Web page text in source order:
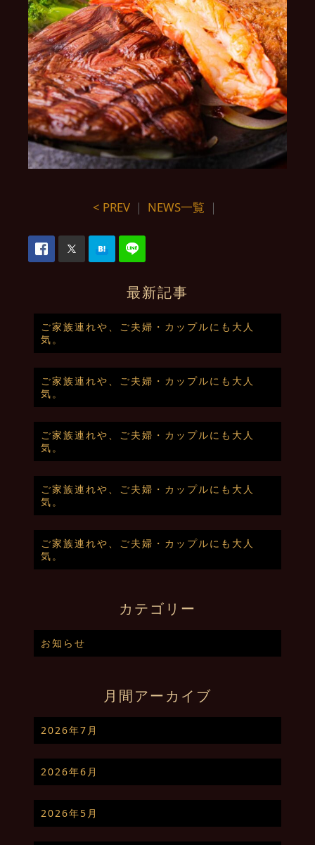
< PREV ｜ NEWS一覧 ｜
最新記事
ご家族連れや、ご夫婦・カップルにも大人
気。
ご家族連れや、ご夫婦・カップルにも大人
気。
ご家族連れや、ご夫婦・カップルにも大人
気。
ご家族連れや、ご夫婦・カップルにも大人
気。
ご家族連れや、ご夫婦・カップルにも大人
気。
カテゴリー
お知らせ
月間アーカイブ
2026年7月
2026年6月
2026年5月